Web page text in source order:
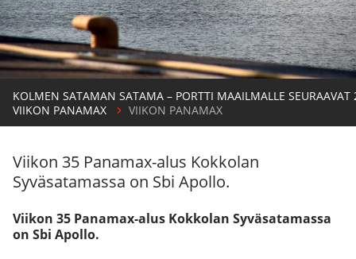
KOLMEN SATAMAN SATAMA – PORTTI MAAILMALLE SEURAAVAT
VIIKON PANAMAX
VIIKON PANAMAX
Viikon 35 Panamax-alus Kokkolan
Syväsatamassa on Sbi Apollo.
Viikon 35 Panamax-alus Kokkolan Syväsatamassa
on Sbi Apollo.